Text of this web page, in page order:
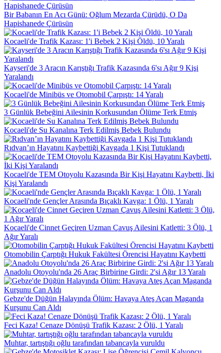
Bir Babanın En Acı Günü: Oğlum Mezarda Çürüdü, O Da
Hapishanede Çürüsün
Kocaeli'de Trafik Kazası: 1'i Bebek 2 Kişi Öldü, 10 Yaralı
Kayseri'de 3 Aracın Karıştığı Trafik Kazasında 6'sı Ağır 9 Kişi
Yaralandı
Kocaeli'de Minibüs ve Otomobil Çarpıştı: 14 Yaralı
3 Günlük Bebeğini Ailesinin Korkusundan Ölüme Terk Etmiş
Kocaeli'de Su Kanalına Terk Edilmiş Bebek Bulundu
Rıdvan’ın Hayatını Kaybettiği Kavgada 1 Kişi Tutuklandı
Kocaeli'de TEM Otoyolu Kazasında Bir Kişi Hayatını Kaybetti, İki
Kişi Yaralandı
Kocaeli'nde Gençler Arasında Bıçaklı Kavga: 1 Ölü, 1 Yaralı
Kocaeli'de Cinnet Geçiren Uzman Çavuş Ailesini Katletti: 3 Ölü, 1
Ağır Yaralı
Otomobilin Çarptığı Hukuk Fakültesi Örencisi Hayatını Kaybetti
Anadolu Otoyolu'nda 26 Araç Birbirine Girdi: 2'si Ağır 13 Yaralı
Gebze'de Düğün Halayında Ölüm: Havaya Ateş Açan Maganda
Kurşunu Can Aldı
Feci Kaza! Cenaze Dönüşü Trafik Kazası: 2 Ölü, 1 Yaralı
Muhtar, tartıştığı oğlu tarafından tabancayla vuruldu